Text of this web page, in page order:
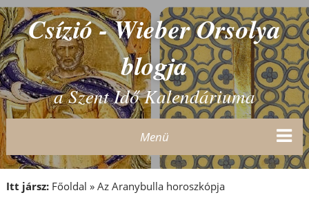
Csízió - Wieber Orsolya
blogja
a Szent Idő Kalendáriuma
Menü
Itt jársz: Főoldal » Az Aranybulla horoszkópja